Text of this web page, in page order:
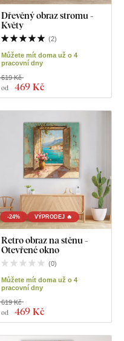
Dřevěný obraz stromu -
Květy
(2)
Můžete mít doma už o 4
pracovní dny
od 469 Kč
619 Kč
-24% VÝPRODEJ 🔥
Retro obraz na stěnu -
Otevřené okno
(0)
Můžete mít doma už o 4
pracovní dny
od 469 Kč
619 Kč